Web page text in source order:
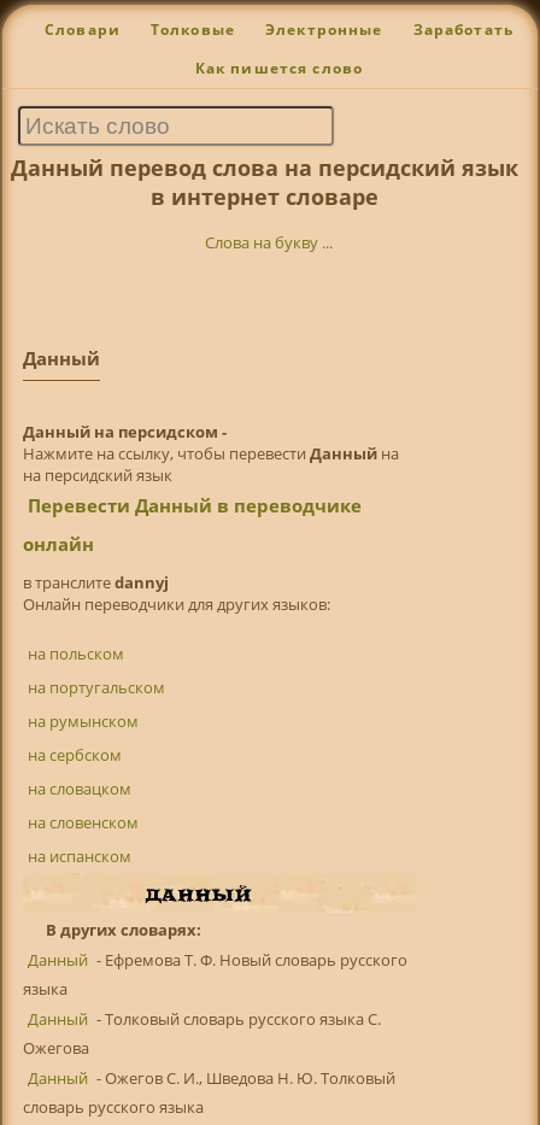
Словари Толковые Электронные Заработать
Как пишется слово
Данный перевод слова на персидский язык
в интернет словаре
Слова на букву ...
Данный
Данный на персидском -
Нажмите на ссылку, чтобы перевести Данныйна
на персидский язык
Перевести Данный в переводчике
онлайн
в транслитedannyj
Онлайн переводчики для других языков:
на польском
на португальском
на румынском
на сербском
на словацком
на словенском
на испанском
В других словарях:
Данный - Ефремова Т. Ф. Новый словарь русского
языка
Данный - Толковый словарь русского языка С.
Ожегова
Данный - Ожегов С. И., Шведова Н. Ю. Толковый
словарь русского языка